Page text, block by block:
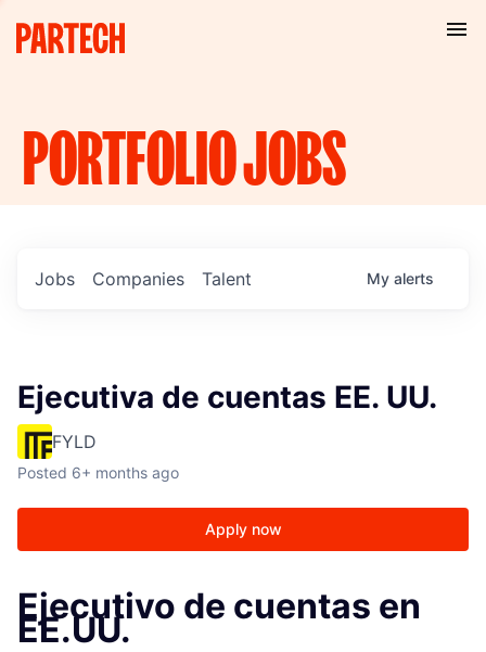
PORTFOLIOJOBS
Jobs Companies Talent My alerts
Ejecutiva de cuentas EE. UU.
FYLD
Posted 6+ months ago
Apply now
Ejecutivo de cuentas en
EE.UU.